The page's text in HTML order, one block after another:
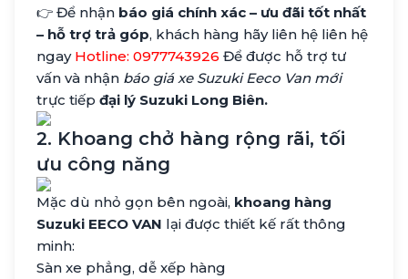
👉 Để nhận báo giá chính xác – ưu đãi tốt nhất
– hỗ trợ trả góp, khách hàng hãy liên hệ liên hệ
ngay Hotline: 0977743926 Để được hỗ trợ tư
vấn và nhận báo giá xe Suzuki Eeco Van mới
trực tiếp đại lý Suzuki Long Biên.
2. Khoang chở hàng rộng rãi, tối
ưu công năng
Mặc dù nhỏ gọn bên ngoài, khoang hàng
Suzuki EECO VAN lại được thiết kế rất thông
minh:
Sàn xe phẳng, dễ xếp hàng